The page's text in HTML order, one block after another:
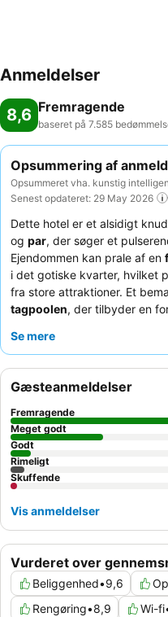
Anmeldelser
8,6 Fremragende
baseret på 7.585
Opsummering af
Opsummeret vha. kunstig
Senest opdateret: 29 May 2026
Dette hotel er et alsidigt
og par, der søger et
Ejendommen kan prale af en
i det gotiske kvarter, hvilket
fra store attraktioner. Et
tagpoolen, der tilbyder en
servicesamt den
Se mere
Vurderet over
Beliggenhed•9,6
Rengøring•8,9 Wi-fi
Gæsteanmeldelser
Fremragende
Meget godt
Godt
Rimeligt
Skuffende
Vis anmeldelser